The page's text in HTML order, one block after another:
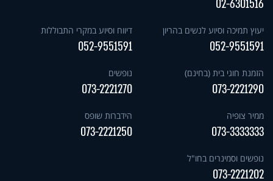
02-6301516
יעוץ תמיכה וסיוע לנשים בהריון
052-9551591
דיווח וסיוע במקרי התבוללות
052-9551591
הזמנת חוגי בית (בחינם)
073-2221290
נופשים
073-2221270
ממיר צופיה
073-3333333
הידברות שופס
073-2221250
נופשים וסמינרים בחו"ל
073-2221202